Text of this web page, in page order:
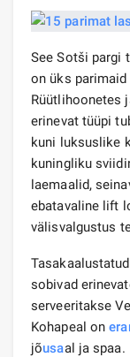
See Sotši pargi
on üks parimaid
Rüütlihoonetes
erinevat tüüpi
kuni luksuslike
kuningliku
laemaalid,
ebatavaline lift
välisvalgustus
sobivad
serveeritakse
Kohapeal on
jõusaal ja spaa.